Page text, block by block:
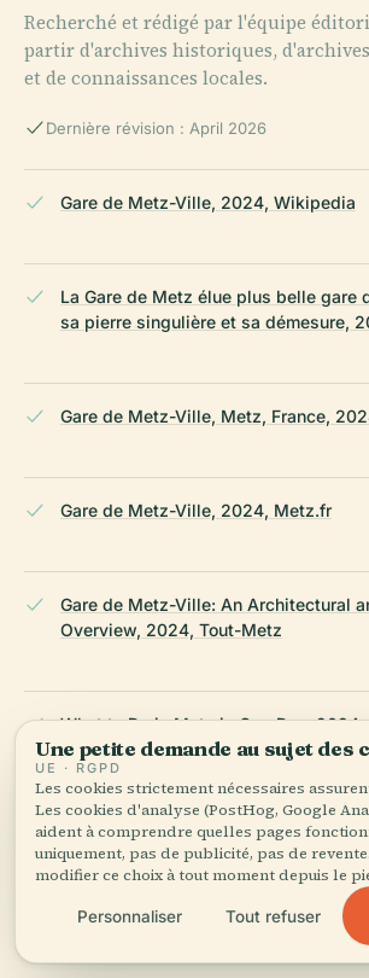
Recherché et rédigé par l'équipe
partir d'archives historiques,
et de connaissances locales.
Dernière révision : April 2026
Gare de Metz-Ville, 2024, Wikipedia
La Gare de Metz élue plus belle gare
sa pierre singulière et sa démesure,
Gare de Metz-Ville, Metz, France,
Gare de Metz-Ville, 2024, Metz.fr
Gare de Metz-Ville: An Architectural
Overview, 2024, Tout-Metz
What to Do in Metz in One Day,
Jetlag
Gare de Metz-Ville, 2024, Wikipedia
Une petite demande au sujet des
UE · RGPD
Les cookies strictement nécessaires
Les cookies d'analyse (PostHog, Google
aident à comprendre quelles pages
uniquement, pas de publicité, pas de
modifier ce choix à tout moment depuis le
Personnaliser Tout refuser